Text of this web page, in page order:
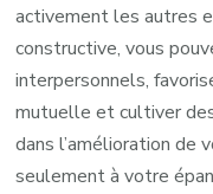
activement les autres
constructive, vous
interpersonnels,
mutuelle et cultiver
dans l’amélioration de
seulement à votre